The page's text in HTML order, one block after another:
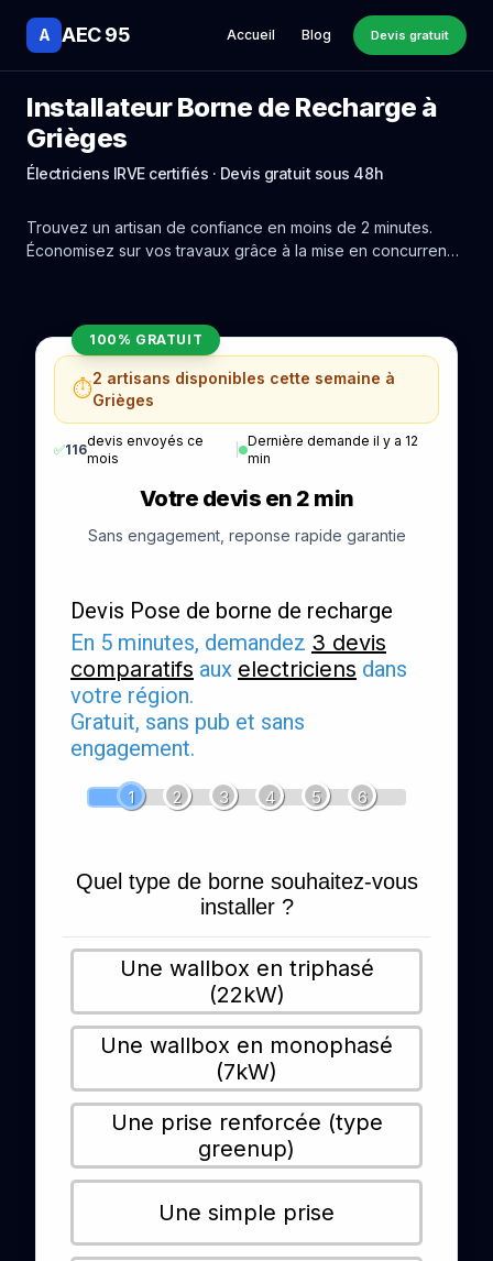
A AEC 95 Accueil Blog Devis gratuit
Installateur Borne de Recharge à
Grièges
Électriciens IRVE certifiés · Devis gratuit sous 48h
Trouvez un artisan de confiance en moins de 2 minutes.
Économisez sur vos travaux grâce à la mise en concurrence
100% GRATUIT
⏱️2 artisans disponibles cette semaine à
Grièges
✅116
devis envoyés ce
mois
Dernière demande il y a 12
min
Votre devis en 2 min
Sans engagement, reponse rapide garantie
Devis Pose de borne de recharge
En 5 minutes, demandez 3 devis
comparatifs aux electriciens dans
votre région.
Gratuit, sans pub et sans
engagement.
1 2 3 4 5 6
Quel type de borne souhaitez-vous
installer ?
Une wallbox en triphasé
(22kW)
Une wallbox en monophasé
(7kW)
Une prise renforcée (type
greenup)
Une simple prise